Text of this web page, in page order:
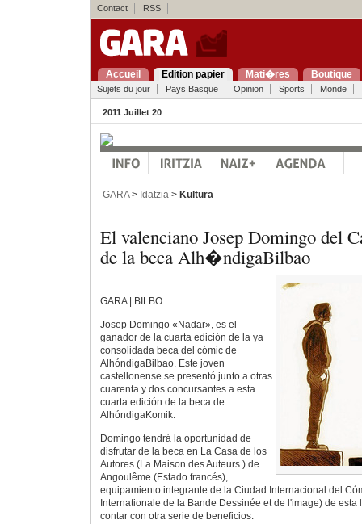
Contact RSS
Accueil Edition papier Mati�res Boutique
Sujets du jour Pays Basque Opinion Sports Monde
2011 Juillet 20
GARA> Idatzia > Kultura
El valenciano Josep Domingo del
de la beca Alh�ndigaBilbao
GARA | BILBO
Josep Domingo «Nadar», es el
ganador de la cuarta edición de la ya
consolidada beca del cómic de
AlhóndigaBilbao. Este joven
castellonense se presentó junto a otras
cuarenta y dos concursantes a esta
cuarta edición de la beca de
AlhóndigaKomik.
Domingo tendrá la oportunidad de
disfrutar de la beca en La Casa de los
Autores (La Maison des Auteurs ) de
Angoulême (Estado francés),
equipamiento integrante de la Ciudad Internacional del
Internationale de la Bande Dessinée et de l'image) de esta
contar con otra serie de beneficios.